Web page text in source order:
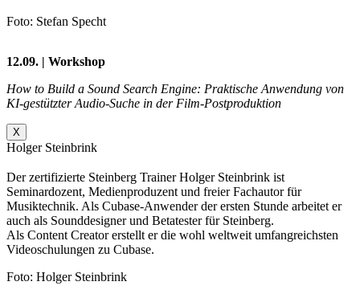
Foto: Stefan Specht
12.09. | Workshop
How to Build a Sound Search Engine: Praktische Anwendung von
KI-gestützter Audio-Suche in der Film-Postproduktion
X
Holger Steinbrink
Der zertifizierte Steinberg Trainer Holger Steinbrink ist
Seminardozent, Medienproduzent und freier Fachautor für
Musiktechnik. Als Cubase-Anwender der ersten Stunde arbeitet er
auch als Sounddesigner und Betatester für Steinberg.
Als Content Creator erstellt er die wohl weltweit umfangreichsten
Videoschulungen zu Cubase.
Foto: Holger Steinbrink